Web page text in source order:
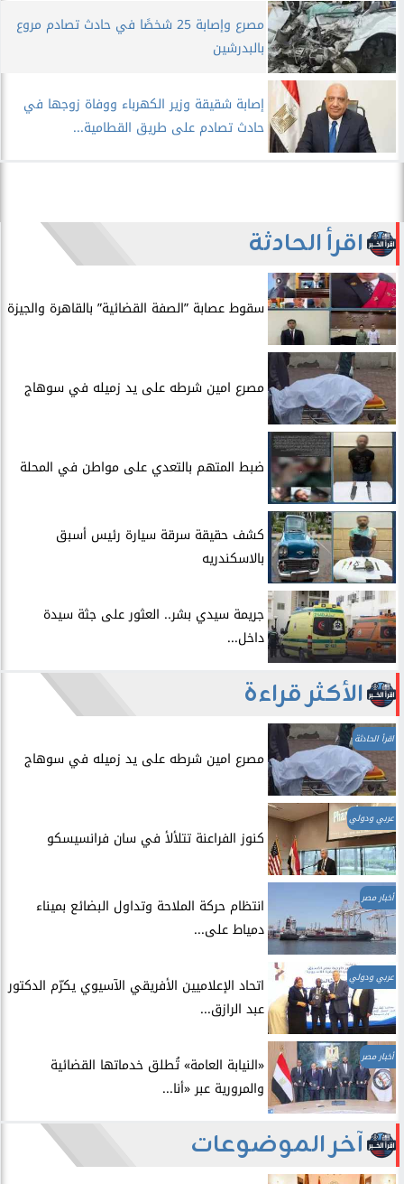
مصرع وإصابة 25 شخصًا في حادث تصادم مروع
بالبدرشين
إصابة شقيقة وزير الكهرباء ووفاة زوجها في
حادث تصادم على طريق القطامية...
اقرأ الحادثة
سقوط عصابة ”الصفة القضائية” بالقاهرة والجيزة
مصرع امين شرطه على يد زميله في سوهاج
​ضبط المتهم بالتعدي على مواطن في المحلة
​كشف حقيقة سرقة سيارة رئيس أسبق
بالاسكندريه
​جريمة سيدي بشر.. العثور على جثة سيدة
داخل...
الأكثر قراءة
اقرأ الحادثة
مصرع امين شرطه على يد زميله في سوهاج
عربي ودولي
​كنوز الفراعنة تتلألأ في سان فرانسيسكو
أخبار مصر
انتظام حركة الملاحة وتداول البضائع بميناء
دمياط على...
عربي ودولي
اتحاد الإعلاميين الأفريقي الآسيوي يكرّم الدكتور
عبد الرازق...
أخبار مصر
​«النيابة العامة» تُطلق خدماتها القضائية
والمرورية عبر «أنا...
آخر الموضوعات